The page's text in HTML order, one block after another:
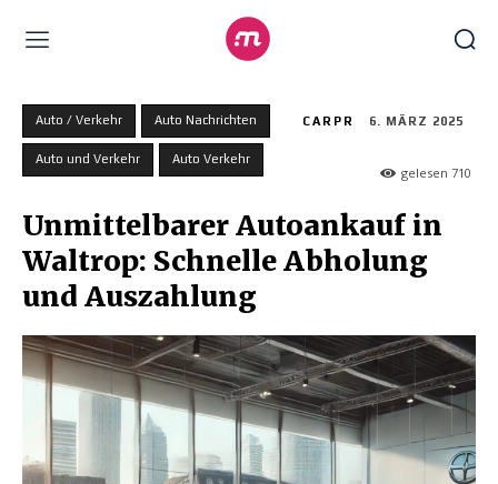
Auto / Verkehr Auto Nachrichten
Auto und Verkehr Auto Verkehr
CARPR 6. MÄRZ 2025
gelesen 710
Unmittelbarer Autoankauf in
Waltrop: Schnelle Abholung
und Auszahlung